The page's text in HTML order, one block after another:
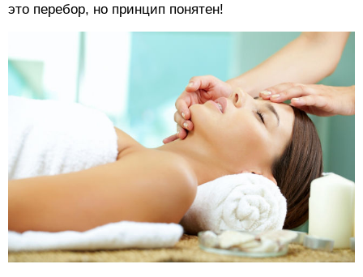
это перебор, но принцип понятен!